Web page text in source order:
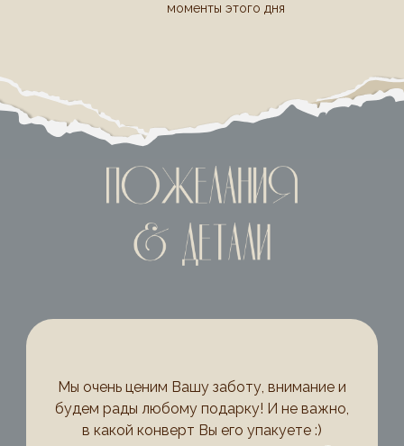
моменты этого дня
Мы очень ценим Вашу заботу, внимание и
будем рады любому подарку! И не важно,
в какой конверт Вы его упакуете :)